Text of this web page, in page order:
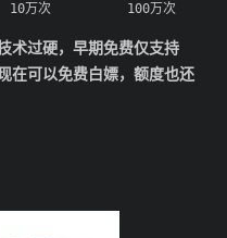
10万次 100万次
术过硬，早期免费仅支持
在可以免费白嫖，额度也还